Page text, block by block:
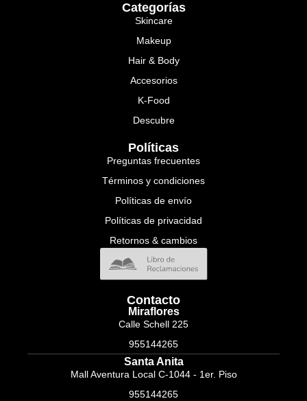
Categorías
Skincare
Makeup
Hair & Body
Accesorios
K-Food
Descubre
Políticas
Preguntas frecuentes
Términos y condiciones
Políticas de envío
Políticas de privacidad
Retornos & cambios
Contacto
Miraflores
Calle Schell 225
955144265
Santa Anita
Mall Aventura Local C-1044 - 1er. Piso
955144265